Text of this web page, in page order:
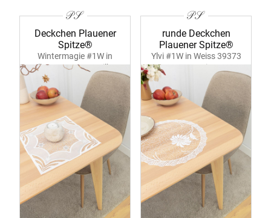
Deckchen Plauener
Spitze®
Wintermagie #1W in
Silber 39383 ecru-silber
runde Deckchen
Plauener Spitze®
Ylvi #1W in Weiss 39373
ecru-weiss